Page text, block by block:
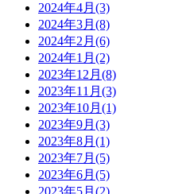
2024年4月(3)
2024年3月(8)
2024年2月(6)
2024年1月(2)
2023年12月(8)
2023年11月(3)
2023年10月(1)
2023年9月(3)
2023年8月(1)
2023年7月(5)
2023年6月(5)